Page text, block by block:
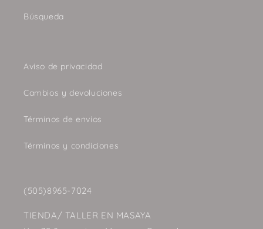
Búsqueda
Aviso de privacidad
Cambios y devoluciones
Términos de envíos
Términos y condiciones
(505)8965-7024
TIENDA/ TALLER EN MASAYA